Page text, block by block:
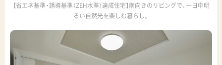
g
t
【省エネ基準・誘導基準（ZEH水準）達成住宅】南向きのリビングで、一日中明
るい自然光を楽しむ暮らし。